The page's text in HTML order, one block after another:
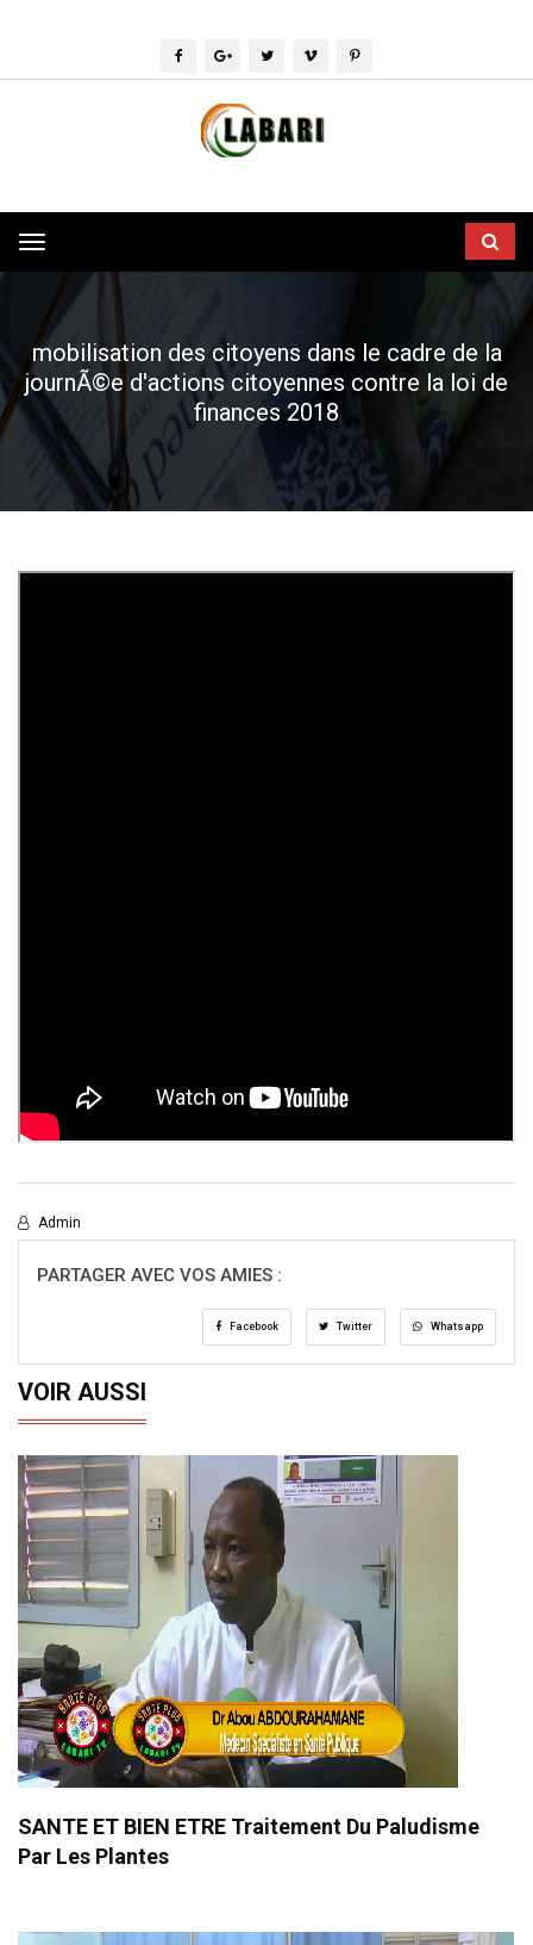
Toggle
navigation
mobilisation des citoyens dans le cadre de la
journÃ©e d'actions citoyennes contre la loi de
finances 2018
Admin
PARTAGER AVEC VOS AMIES :
Facebook Twitter Whatsapp
VOIR AUSSI
SANTE ET BIEN ETRE Traitement Du Paludisme
Par Les Plantes